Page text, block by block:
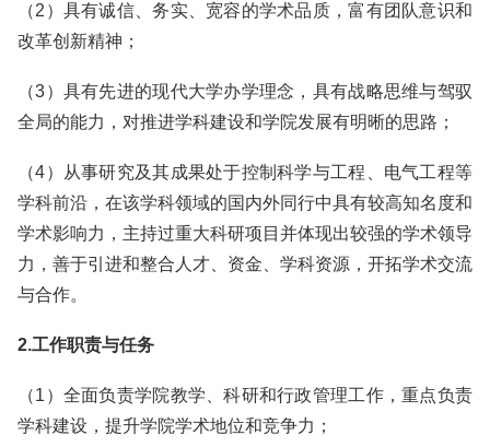
（2）具有诚信、务实、宽容的学术品质，富有团队意识和
改革创新精神；
（3）具有先进的现代大学办学理念，具有战略思维与驾驭
全局的能力，对推进学科建设和学院发展有明晰的思路；
（4）从事研究及其成果处于控制科学与工程、电气工程等
学科前沿，在该学科领域的国内外同行中具有较高知名度和
学术影响力，主持过重大科研项目并体现出较强的学术领导
力，善于引进和整合人才、资金、学科资源，开拓学术交流
与合作。
2.工作职责与任务
（1）全面负责学院教学、科研和行政管理工作，重点负责
学科建设，提升学院学术地位和竞争力；